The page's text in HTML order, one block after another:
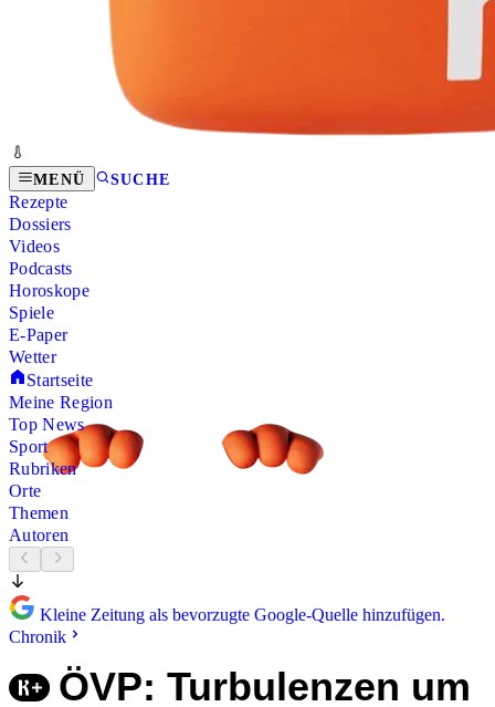
MENÜ SUCHE
Rezepte
Dossiers
Videos
Podcasts
Horoskope
Spiele
E-Paper
Wetter
Startseite
Meine Region
Top News
Sport
Rubriken
Orte
Themen
Autoren
Kleine Zeitung als bevorzugte Google-Quelle hinzufügen.
Chronik
ÖVP: Turbulenzen um